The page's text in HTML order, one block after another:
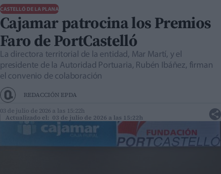
CASTELLÓ DE LA PLANA
Cajamar patrocina los Premios
Faro de PortCastelló
La directora territorial de la entidad, Mar Martí, y el
presidente de la Autoridad Portuaria, Rubén Ibáñez, firman
el convenio de colaboración
REDACCIÓN EPDA
03 de julio de 2026 a las 15:22h
Actualizado el: 03 de julio de 2026 a las 15:22h